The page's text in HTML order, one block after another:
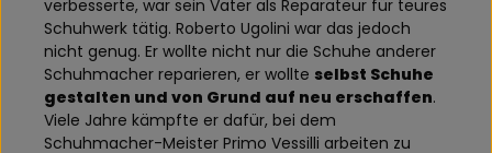
verbesserte, war sein Vater als Reparateur für teures
Schuhwerk tätig. Roberto Ugolini war das jedoch
nicht genug. Er wollte nicht nur die Schuhe anderer
Schuhmacher reparieren, er wollte selbst Schuhe
gestalten und von Grund auf neu erschaffen.
Viele Jahre kämpfte er dafür, bei dem
Schuhmacher-Meister Primo Vessilli arbeiten zu